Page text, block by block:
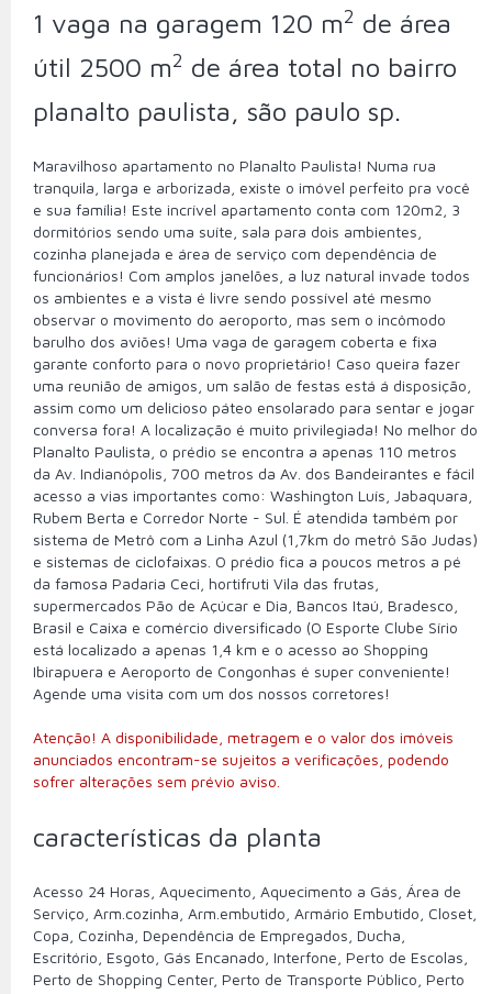
1 vaga na garagem 120 m2 de área
útil 2500 m2 de área total no bairro
planalto paulista, são paulo sp.
Maravilhoso apartamento no Planalto Paulista! Numa rua
tranquila, larga e arborizada, existe o imóvel perfeito pra você
e sua família! Este incrível apartamento conta com 120m2, 3
dormitórios sendo uma suíte, sala para dois ambientes,
cozinha planejada e área de serviço com dependência de
funcionários! Com amplos janelões, a luz natural invade todos
os ambientes e a vista é livre sendo possível até mesmo
observar o movimento do aeroporto, mas sem o incômodo
barulho dos aviões! Uma vaga de garagem coberta e fixa
garante conforto para o novo proprietário! Caso queira fazer
uma reunião de amigos, um salão de festas está á disposição,
assim como um delicioso páteo ensolarado para sentar e jogar
conversa fora! A localização é muito privilegiada! No melhor do
Planalto Paulista, o prédio se encontra a apenas 110 metros
da Av. Indianópolis, 700 metros da Av. dos Bandeirantes e fácil
acesso a vias importantes como: Washington Luís, Jabaquara,
Rubem Berta e Corredor Norte - Sul. É atendida também por
sistema de Metrô com a Linha Azul (1,7km do metrô São Judas)
e sistemas de ciclofaixas. O prédio fica a poucos metros a pé
da famosa Padaria Ceci, hortifruti Vila das frutas,
supermercados Pão de Açúcar e Dia, Bancos Itaú, Bradesco,
Brasil e Caixa e comércio diversificado (O Esporte Clube Sírio
está localizado a apenas 1,4 km e o acesso ao Shopping
Ibirapuera e Aeroporto de Congonhas é super conveniente!
Agende uma visita com um dos nossos corretores!
Atenção! A disponibilidade, metragem e o valor dos imóveis
anunciados encontram-se sujeitos a verificações, podendo
sofrer alterações sem prévio aviso.
características da planta
Acesso 24 Horas, Aquecimento, Aquecimento a Gás, Área de
Serviço, Arm.cozinha, Arm.embutido, Armário Embutido, Closet,
Copa, Cozinha, Dependência de Empregados, Ducha,
Escritório, Esgoto, Gás Encanado, Interfone, Perto de Escolas,
Perto de Shopping Center, Perto de Transporte Público, Perto